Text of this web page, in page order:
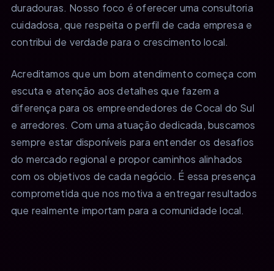
duradouras. Nosso foco é oferecer uma consultoria
cuidadosa, que respeita o perfil de cada empresa e
contribui de verdade para o crescimento local.
Acreditamos que um bom atendimento começa com
escuta e atenção aos detalhes que fazem a
diferença para os empreendedores de Cocal do Sul
e arredores. Com uma atuação dedicada, buscamos
sempre estar disponíveis para entender os desafios
do mercado regional e propor caminhos alinhados
com os objetivos de cada negócio. É essa presença
comprometida que nos motiva a entregar resultados
que realmente importam para a comunidade local.